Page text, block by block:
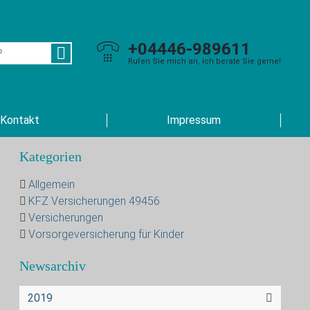
+04446-989611
Rufen Sie mich an, ich berate Sie gerne!
Kontakt Impressum
Kategorien
Allgemein
KFZ Versicherungen 49456
Versicherungen
Vorsorgeversicherung für Kinder
Newsarchiv
2019